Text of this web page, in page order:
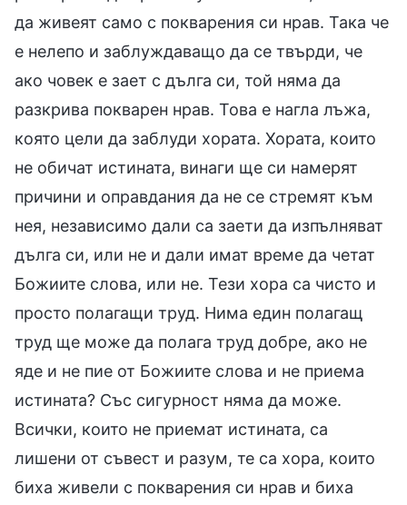
да живеят само с покварения си нрав. Така че
е нелепо и заблуждаващо да се твърди, че
ако човек е зает с дълга си, той няма да
разкрива покварен нрав. Това е нагла лъжа,
която цели да заблуди хората. Хората, които
не обичат истината, винаги ще си намерят
причини и оправдания да не се стремят към
нея, независимо дали са заети да изпълняват
дълга си, или не и дали имат време да четат
Божиите слова, или не. Тези хора са чисто и
просто полагащи труд. Нима един полагащ
труд ще може да полага труд добре, ако не
яде и не пие от Божиите слова и не приема
истината? Със сигурност няма да може.
Всички, които не приемат истината, са
лишени от съвест и разум, те са хора, които
биха живели с покварения си нрав и биха